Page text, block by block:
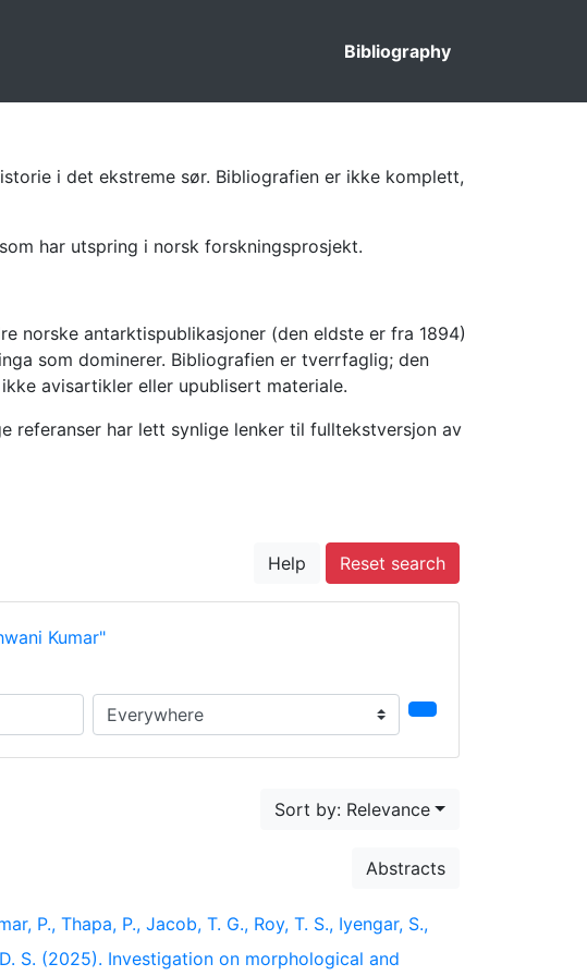
Bibliography
i det ekstreme sør. Bibliografien er ikke komplett,
har utspring i norsk forskningsprosjekt.
norske antarktispublikasjoner (den eldste er fra 1894)
som dominerer. Bibliografien er tverrfaglig; den
avisartikler eller upublisert materiale.
referanser har lett synlige lenker til fulltekstversjon av
Help Reset search
Kumar"
Search in...
Sort by: Relevance
Abstracts
P., Thapa, P., Jacob, T. G., Roy, T. S., Iyengar, S.,
S. (2025). Investigation on morphological and